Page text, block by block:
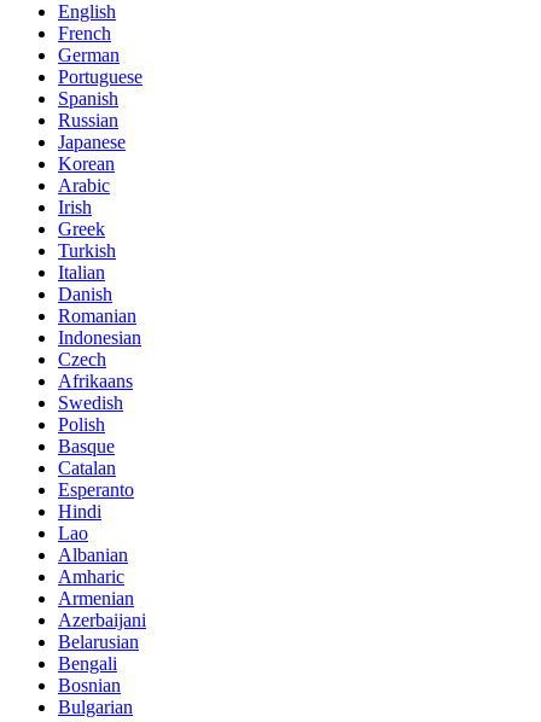
English
French
German
Portuguese
Spanish
Russian
Japanese
Korean
Arabic
Irish
Greek
Turkish
Italian
Danish
Romanian
Indonesian
Czech
Afrikaans
Swedish
Polish
Basque
Catalan
Esperanto
Hindi
Lao
Albanian
Amharic
Armenian
Azerbaijani
Belarusian
Bengali
Bosnian
Bulgarian